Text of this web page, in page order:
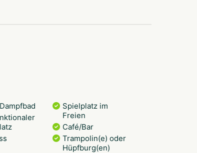
komplett.
Jung und Alt.
Spielplatz im
Freien
Café/Bar
Trampolin(e) oder
Hüpfburg(en)